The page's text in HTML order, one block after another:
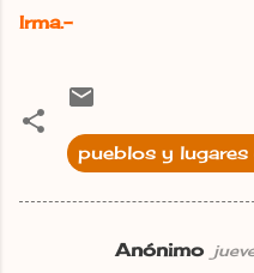
Irma.-
pueblos y
Anónimo